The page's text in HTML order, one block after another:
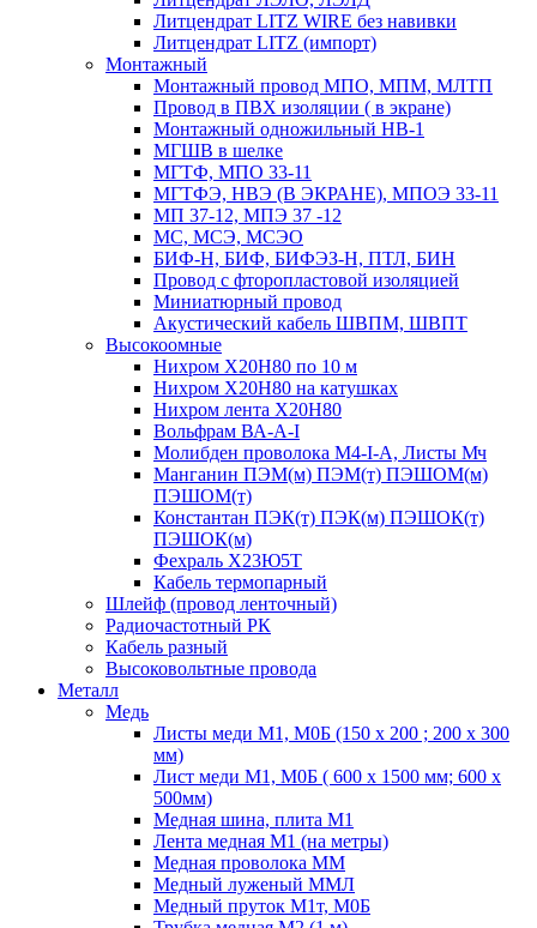
Литцендрат LITZ WIRE без навивки
Литцендрат LITZ (импорт)
Монтажный
Монтажный провод МПО, МПМ, МЛТП
Провод в ПВХ изоляции ( в экране)
Монтажный одножильный HB-1
МГШВ в шелке
МГТФ, МПО 33-11
МГТФЭ, НВЭ (В ЭКРАНЕ), МПОЭ 33-11
МП 37-12, МПЭ 37 -12
МС, МСЭ, МСЭО
БИФ-Н, БИФ, БИФЭЗ-Н, ПТЛ, БИН
Провод с фторопластовой изоляцией
Миниатюрный провод
Акустический кабель ШВПМ, ШВПТ
Высокоомные
Нихром Х20Н80 по 10 м
Нихром Х20Н80 на катушках
Нихром лента Х20Н80
Вольфрам ВА-А-I
Молибден проволока М4-I-А, Листы Мч
Манганин ПЭМ(м) ПЭМ(т) ПЭШОМ(м)
ПЭШОМ(т)
Константан ПЭК(т) ПЭК(м) ПЭШОК(т)
ПЭШОК(м)
Фехраль Х23Ю5Т
Кабель термопарный
Шлейф (провод ленточный)
Радиочастотный РК
Кабель разный
Высоковольтные провода
Металл
Медь
Листы меди М1, М0Б (150 х 200 ; 200 х 300
мм)
Лист меди М1, М0Б ( 600 х 1500 мм; 600 х
500мм)
Медная шина, плита М1
Лента медная М1 (на метры)
Медная проволока ММ
Медный луженый ММЛ
Медный пруток М1т, М0Б